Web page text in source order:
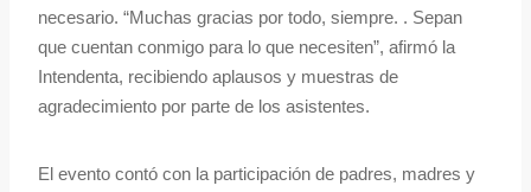
necesario. “Muchas gracias por todo, siempre. . Sepan
que cuentan conmigo para lo que necesiten”, afirmó la
Intendenta, recibiendo aplausos y muestras de
agradecimiento por parte de los asistentes.
El evento contó con la participación de padres, madres y